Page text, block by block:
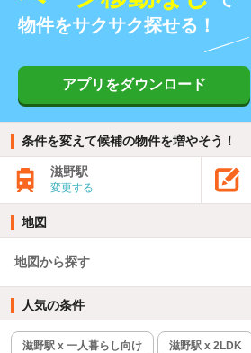
物件をサクサク探せる！
アプリをダウンロード
条件を変えて候補の物件を増やそう！
滋野駅
変更する
地図
地図から探す
人気の条件
滋野駅 x 一人暮らし向け 滋野駅 x 2LDK